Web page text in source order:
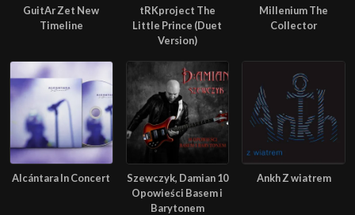
GuitAr Zet New
Timeline
tRKproject The
Little Prince (Duet
Version)
Millenium The
Collector
Alcántara In Concert
Szewczyk, Damian 10
Opowieści Basem i
Barytonem
Ankh Z wiatrem